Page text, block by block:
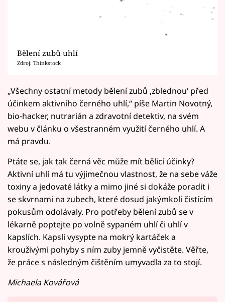
Bělení zubů uhlí
Zdroj: Thinkstock
„Všechny ostatní metody bělení zubů ‚zblednou‘ před
účinkem aktivního černého uhlí,“ píše Martin Novotný,
bio-hacker, nutrarián a zdravotní detektiv, na svém
webu v článku o všestranném využití černého uhlí. A
má pravdu.
Ptáte se, jak tak černá věc může mít bělicí účinky?
Aktivní uhlí má tu výjimečnou vlastnost, že na sebe váže
toxiny a jedovaté látky a mimo jiné si dokáže poradit i
se skvrnami na zubech, které dosud jakýmkoli čistícím
pokusům odolávaly. Pro potřeby bělení zubů se v
lékarně poptejte po volně sypaném uhlí či uhlí v
kapslích. Kapsli vysypte na mokrý kartáček a
krouživými pohyby s ním zuby jemně vyčistěte. Věřte,
že práce s následným čištěním umyvadla za to stojí.
Michaela Kovářová